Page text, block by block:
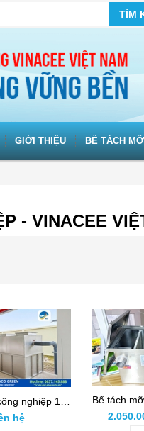
TÌM
GIỚI THIỆU BỂ TÁCH
- VINACEE
Bể tách mỡ công nghiệp 10m3, ACO Green Inox 304 thu mỡ định kỳ
hệ